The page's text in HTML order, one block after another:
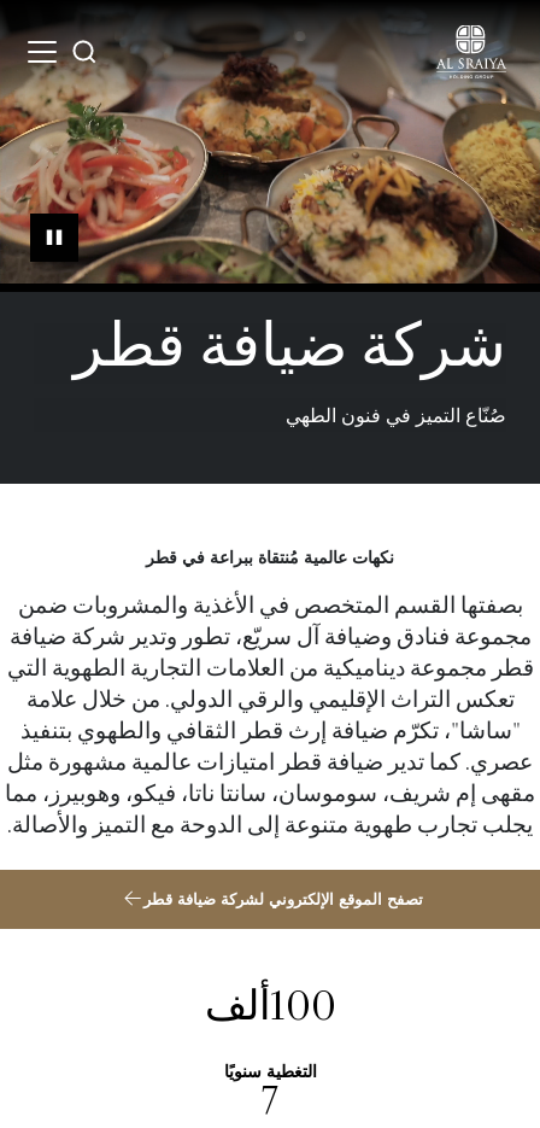
to
main
content
Search
Open
menu
شركة ضيافة قطر
صُنّاع التميز في فنون الطهي
نكهات عالمية مُنتقاة ببراعة في قطر
بصفتها القسم المتخصص في الأغذية والمشروبات ضمن
مجموعة فنادق وضيافة آل سريّع، تطور وتدير شركة ضيافة
قطر مجموعة ديناميكية من العلامات التجارية الطهوية التي
تعكس التراث الإقليمي والرقي الدولي. من خلال علامة
"ساشا"، تكرّم ضيافة إرث قطر الثقافي والطهوي بتنفيذ
عصري. كما تدير ضيافة قطر امتيازات عالمية مشهورة مثل
مقهى إم شريف، سوموسان، سانتا ناتا، فيكو، وهوبيرز، مما
يجلب تجارب طهوية متنوعة إلى الدوحة مع التميز والأصالة.
تصفح الموقع الإلكتروني لشركة ضيافة قطر
100ألف
التغطية سنويًا
7